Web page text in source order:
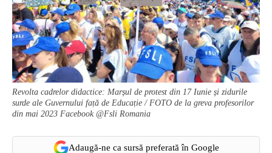
Revolta cadrelor didactice: Marșul de protest din 17 Iunie și zidurile
surde ale Guvernului față de Educație / FOTO de la greva profesorilor
din mai 2023 Facebook @Fsli Romania
Adaugă-ne ca sursă preferată în Google